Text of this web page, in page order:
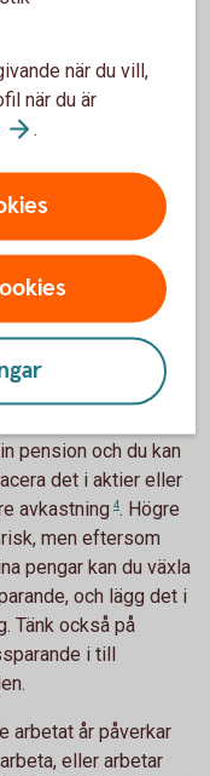
din karriär kommit
mer per månad
vill säga att låta
inte understiga 56
om avsättningen till
från bruttolönen,
men även för
till lite extra i
tid
pension och du kan
det i aktier eller
avkastning 4. Högre
men eftersom
pengar kan du växla
och lägg det i
Tänk också på
i till
arbetat år påverkar
eller arbetar
när du vill,
när du är
.